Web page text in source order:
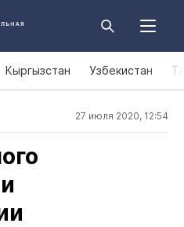
Кыргызстан Узбекистан
27 июля 2020, 12:54